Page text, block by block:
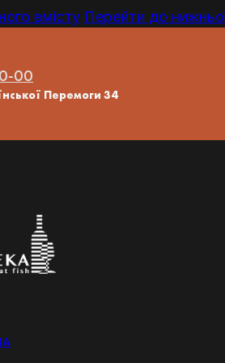
вмісту Перейти до
00
Перемоги 34